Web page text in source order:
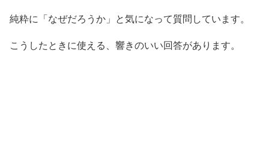
純粋に「なぜだろうか」と気になって質問しています。
こうしたときに使える、響きのいい回答があります。